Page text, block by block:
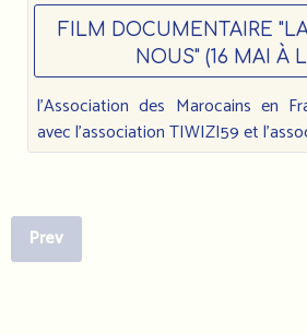
FILM DOCUMENTAIRE
NOUS" (16 MAI À
l'Association des Marocains en
avec l'association TIWIZI59 et
Prev